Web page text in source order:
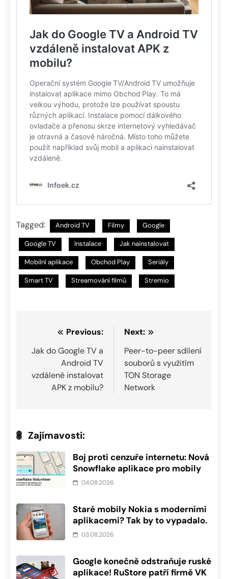
Tagged: Android TV Filmy Google
Google TV Instalace Jak nainstalovat
Mobilní aplikace Obchod Play Seriály
Smart TV Streamování filmů Stremio
Navigace
pro
příspěvek
Previous:
Jak do Google TV a
Android TV
vzdáleně instalovat
APK z mobilu?
Next:
Peer-to-peer sdílení
souborů s využitím
TON Storage
Network
Zajímavosti:
Boj proti cenzuře internetu: Nová
Snowflake aplikace pro mobily
04.08.2026
Staré mobily Nokia s moderními
aplikacemi? Tak by to vypadalo.
03.08.2026
Google konečně odstraňuje ruské
aplikace! RuStore patří firmě VK